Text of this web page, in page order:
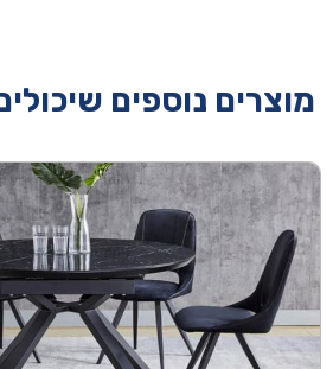
מוצרים נוספים